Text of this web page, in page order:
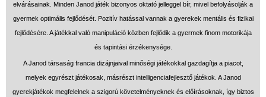
elvárásainak. Minden Janod játék bizonyos oktató jelleggel bír, mivel befolyásolják a
gyermek optimális fejlődését. Pozitív hatással vannak a gyerekek mentális és fizikai
fejlődésére. A játékkal való manipuláció közben fejlődik a gyermek finom motorikája
és tapintási érzékenysége.
A Janod társaság francia dizájnjaival minőségi játékokkal gazdagítja a piacot,
melyek egyrészt játékosak, másrészt intelligenciafejlesztő játékok. A Janod
gyerekjátékok megfelelnek a szigorú követelményeknek és előírásoknak, így biztos